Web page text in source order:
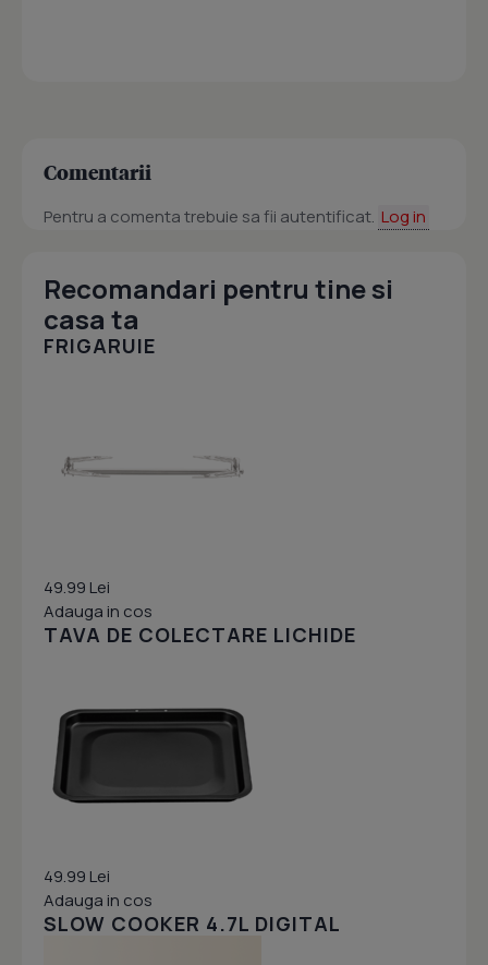
Comentarii
Pentru a comenta trebuie sa fii autentificat. Log in
Recomandari pentru tine si
casa ta
FRIGARUIE
49.99 Lei
Adauga in cos
TAVA DE COLECTARE LICHIDE
49.99 Lei
Adauga in cos
SLOW COOKER 4.7L DIGITAL